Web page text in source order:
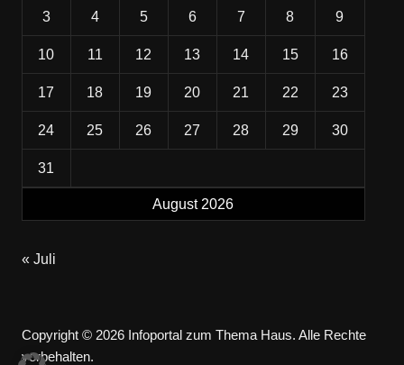
August 2026
3 4 5 6 7 8 9
10 11 12 13 14 15 16
17 18 19 20 21 22 23
24 25 26 27 28 29 30
31
« Juli
Copyright © 2026 Infoportal zum Thema Haus. Alle Rechte
vorbehalten.